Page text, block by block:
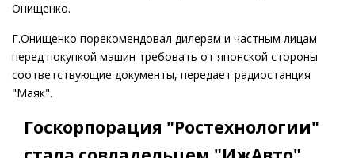
Онищенко.
Г.Онищенко порекомендовал дилерам и частным лицам
перед покупкой машин требовать от японской стороны
соответствующие документы, передает радиостанция
"Маяк".
Госкорпорация "Ростехнологии"